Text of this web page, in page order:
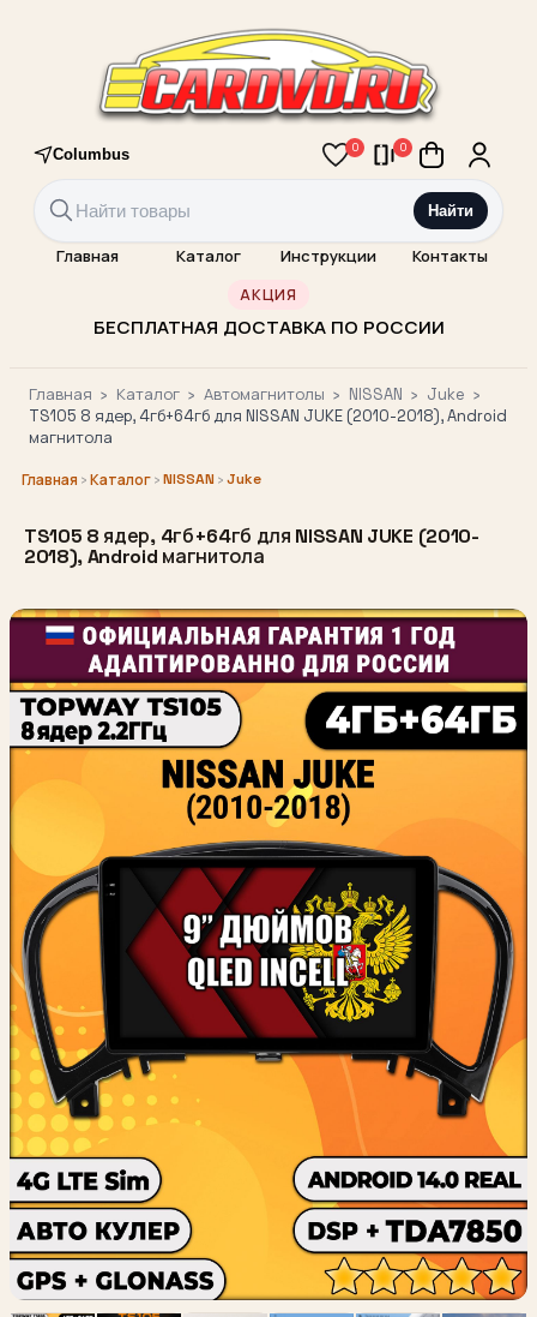
Columbus 0 0
Найти
Главная Каталог Инструкции Контакты
АКЦИЯ
БЕСПЛАТНАЯ ДОСТАВКА ПО РОССИИ
Главная › Каталог › Автомагнитолы › NISSAN › Juke ›
TS105 8 ядер, 4гб+64гб для NISSAN JUKE (2010-2018), Android
магнитола
Главная ›Каталог›NISSAN ›Juke
TS105 8 ядер, 4гб+64гб для NISSAN JUKE (2010-
2018), Android магнитола